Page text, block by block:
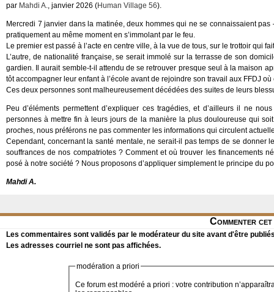
par Mahdi A., janvier 2026 (Human Village 56).
Mercredi 7 janvier dans la matinée, deux hommes qui ne se connaissaient
pratiquement au même moment en s’immolant par le feu.
Le premier est passé à l’acte en centre ville, à la vue de tous, sur le trottoir qui
L’autre, de nationalité française, se serait immolé sur la terrasse de son
gardien. Il aurait semble-t-il attendu de se retrouver presque seul à la maison
tôt accompagner leur enfant à l’école avant de rejoindre son travail aux FFDJ
Ces deux personnes sont malheureusement décédées des suites de leurs
Peu d’éléments permettent d’expliquer ces tragédies, et d’ailleurs il ne
personnes à mettre fin à leurs jours de la manière la plus douloureuse qui
proches, nous préférons ne pas commenter les informations qui circulent
Cependant, concernant la santé mentale, ne serait-il pas temps de se donner
souffrances de nos compatriotes ? Comment et où trouver les financements
posé à notre société ? Nous proposons d’appliquer simplement le principe du
Mahdi A.
Commenter
Les commentaires sont validés par le modérateur du site avant d'être
Les adresses courriel ne sont pas affichées.
modération a priori
Ce forum est modéré a priori : votre contribution